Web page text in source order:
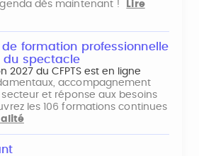
dès maintenant !
Lire
de formation professionnelle
du spectacle
2027 du CFPTS est en ligne
accompagnement
et réponse aux besoins
les 106 formations continues